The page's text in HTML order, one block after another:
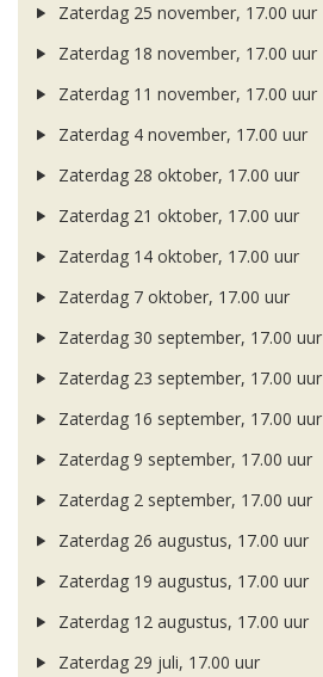
Zaterdag 25 november, 17.00 uur
Zaterdag 18 november, 17.00 uur
Zaterdag 11 november, 17.00 uur
Zaterdag 4 november, 17.00 uur
Zaterdag 28 oktober, 17.00 uur
Zaterdag 21 oktober, 17.00 uur
Zaterdag 14 oktober, 17.00 uur
Zaterdag 7 oktober, 17.00 uur
Zaterdag 30 september, 17.00 uur
Zaterdag 23 september, 17.00 uur
Zaterdag 16 september, 17.00 uur
Zaterdag 9 september, 17.00 uur
Zaterdag 2 september, 17.00 uur
Zaterdag 26 augustus, 17.00 uur
Zaterdag 19 augustus, 17.00 uur
Zaterdag 12 augustus, 17.00 uur
Zaterdag 29 juli, 17.00 uur